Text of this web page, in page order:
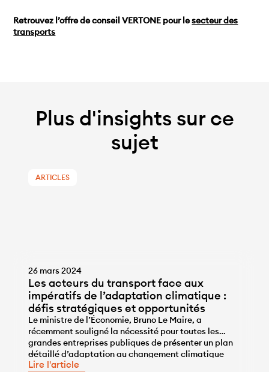
Retrouvez l’offre de conseil VERTONE pour lesecteur des
transports
Plus d'insights sur ce
sujet
ARTICLES
26 mars 2024
Les acteurs du transport face aux
impératifs de l’adaptation climatique :
défis stratégiques et opportunités
Le ministre de l’Économie, Bruno Le Maire, a
récemment souligné la nécessité pour toutes les
grandes entreprises publiques de présenter un plan
détaillé d’adaptation au changement climatique
d’ici la fin de l’année 2024. Alors que la réduction de
...
Lire l'article